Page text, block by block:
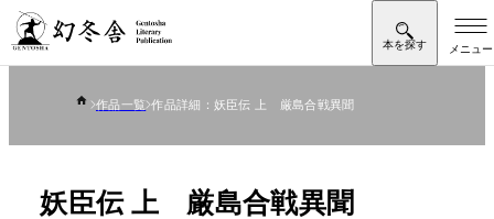
作品一覧 作品詳細：妖臣伝 上 厳島合戦異聞
妖臣伝 上 厳島合戦異聞